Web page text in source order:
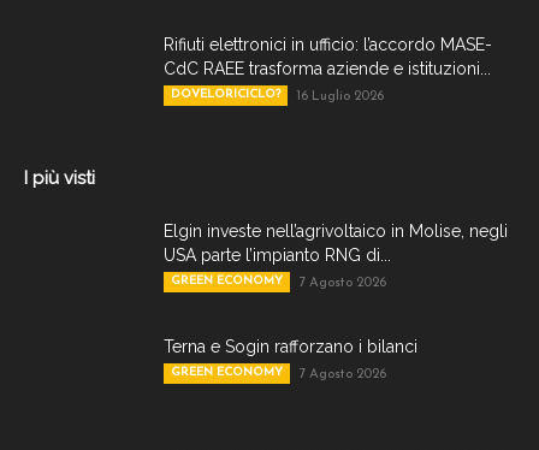
Rifiuti elettronici in ufficio: l’accordo MASE-
CdC RAEE trasforma aziende e istituzioni...
DOVELORICICLO? 16 Luglio 2026
I più visti
Elgin investe nell’agrivoltaico in Molise, negli
USA parte l’impianto RNG di...
GREEN ECONOMY 7 Agosto 2026
Terna e Sogin rafforzano i bilanci
GREEN ECONOMY 7 Agosto 2026